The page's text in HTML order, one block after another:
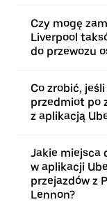
Czy mogę
Liverpool
do przewozu
Co zrobić,
przedmiot po
z aplikacją
Jakie miejsca
w aplikacji
przejazdów z
Lennon?